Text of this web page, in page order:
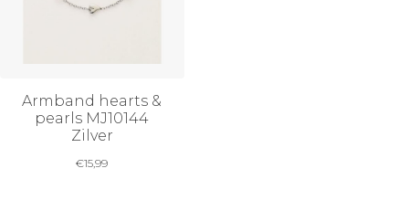
Armband hearts &
pearls MJ10144
Zilver
€15,99